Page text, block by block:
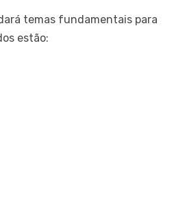
temas fundamentais para
estão: